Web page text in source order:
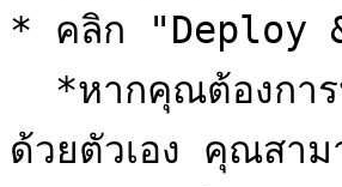
* คลิก "Deploy
ด้วยตัวเอง คุณส